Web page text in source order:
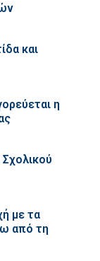
και
η
με τα
από τη